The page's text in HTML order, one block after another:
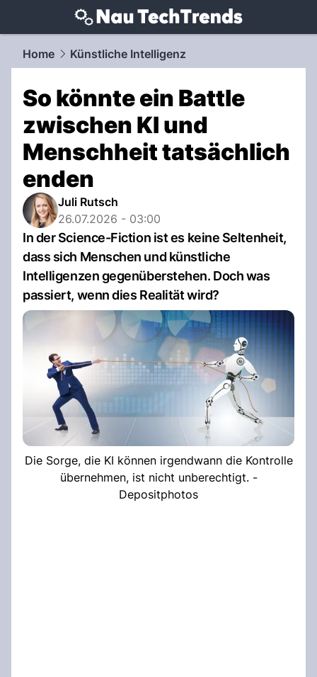
techtrends.NAU.ch
Home Künstliche Intelligenz
So könnte ein Battle
zwischen KI und
Menschheit tatsächlich
enden
Juli Rutsch
26.07.2026 - 03:00
In der Science-Fiction ist es keine Seltenheit,
dass sich Menschen und künstliche
Intelligenzen gegenüberstehen. Doch was
passiert, wenn dies Realität wird?
Die Sorge, die KI können irgendwann die Kontrolle
übernehmen, ist nicht unberechtigt. -
Depositphotos